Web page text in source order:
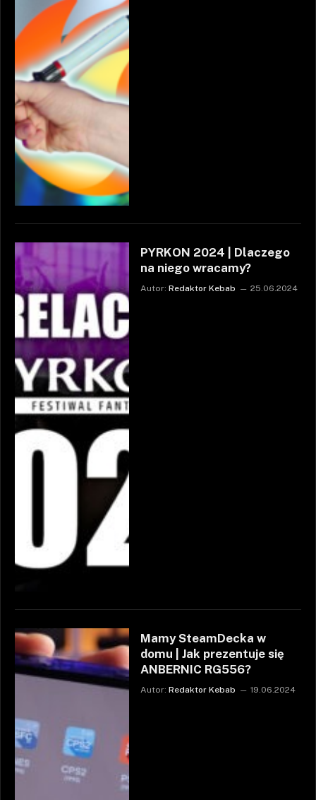
PYRKON 2024 | Dlaczego
na niego wracamy?
Autor: Redaktor Kebab 25.06.2024
Mamy SteamDecka w
domu | Jak prezentuje się
ANBERNIC RG556?
Autor: Redaktor Kebab 19.06.2024